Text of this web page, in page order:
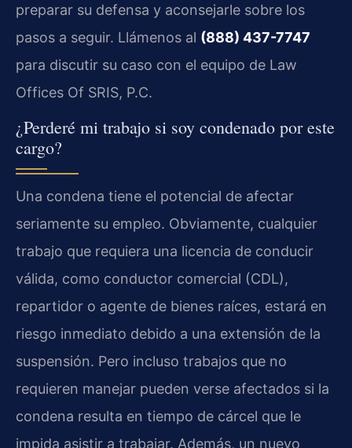
preparar su defensa y aconsejarle sobre los
pasos a seguir. Llámenos al (888) 437-7747
para discutir su caso con el equipo de Law
Offices Of SRIS, P.C.
¿Perderé mi trabajo si soy condenado por este
cargo?
Una condena tiene el potencial de afectar
seriamente su empleo. Obviamente, cualquier
trabajo que requiera una licencia de conducir
válida, como conductor comercial (CDL),
repartidor o agente de bienes raíces, estará en
riesgo inmediato debido a una extensión de la
suspensión. Pero incluso trabajos que no
requieren manejar pueden verse afectados si la
condena resulta en tiempo de cárcel que le
impida asistir a trabajar. Además, un nuevo